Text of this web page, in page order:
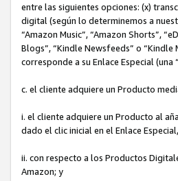
entre las siguientes opciones: (x)
digital (según lo determinemos a
“Amazon Music”, “Amazon Shorts”,
Blogs”, “Kindle Newsfeeds” o
corresponde a su Enlace Especial
c. el cliente adquiere un Producto
i. el cliente adquiere un Producto al
dado el clic inicial en el Enlace
ii. con respecto a los Productos
Amazon; y